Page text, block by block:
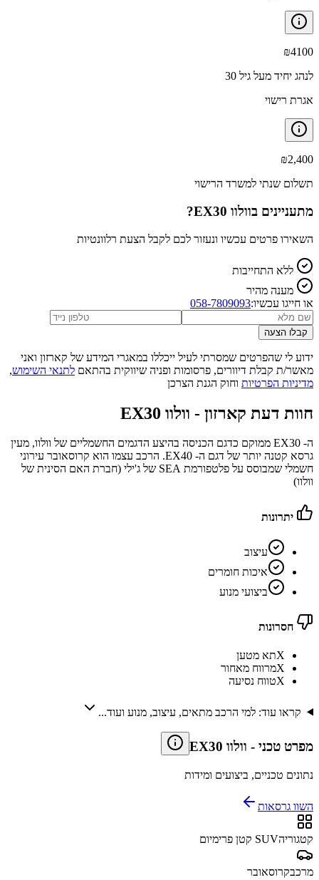
₪4100
לנהג יחיד מעל גיל 30
אגרת רישוי
₪2,400
תשלום שנתי למשרד הרישוי
מתעניינים בוולוו EX30 ?
השאירו פרטים עכשיו ונעזור לכם לקבל הצעת רלוונטיות
ללא התחייבות
מענה מהיר
או חייגו עכשיו:058-7809093
קבלו הצעה
ידוע לי שהפרטים שמסרתי לעיל ייכללו במאגרי המידע של קארזון ואני
מאשר/ת קבלת דיוורים, פרסומות ופניה שיווקית בהתאם לתנאי השימוש,
מדיניות הפרטיות וחוק הגנת הצרכן
חוות דעת קארזון - וולוו EX30
ה- EX30 ממוקם כדגם הכניסה בהיצע הדגמים החשמליים של וולוו, מעין
גרסא קטנה יותר של דגם ה- EX40. הרכב עצמו הוא קרוסאובר עירוני
חשמלי שמבוסס על פלטפורמת SEA של ג'ילי (חברת האם הסינית של
וולוו)
יתרונות
עיצוב
איכות חומרים
ביצועי מנוע
חסרונות
Xתא מטען
Xמרווח מאחור
Xטווח נסיעה
קראו עוד: למי הרכב מתאים, עיצוב, מנוע ועוד...
מפרט טכני - וולוו EX30
נתונים טכניים, ביצועים ומידות
השוו גרסאות
קטגוריהSUV קטן פרימיום
מרכבקרוסאובר